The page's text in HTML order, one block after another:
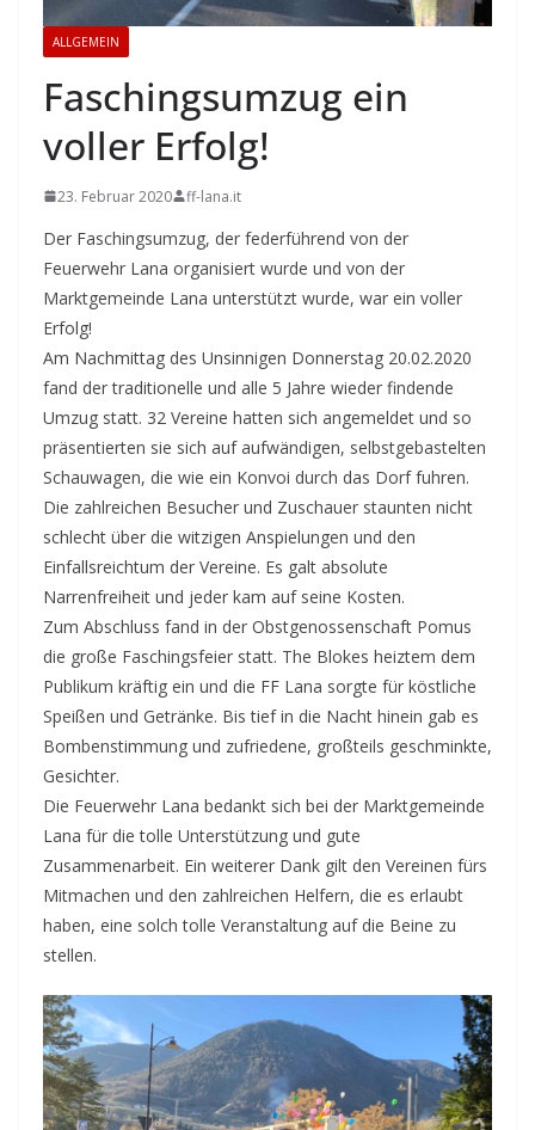
ALLGEMEIN
Faschingsumzug ein
voller Erfolg!
23. Februar 2020 ff-lana.it
Der Faschingsumzug, der federführend von der
Feuerwehr Lana organisiert wurde und von der
Marktgemeinde Lana unterstützt wurde, war ein voller
Erfolg!
Am Nachmittag des Unsinnigen Donnerstag 20.02.2020
fand der traditionelle und alle 5 Jahre wieder findende
Umzug statt. 32 Vereine hatten sich angemeldet und so
präsentierten sie sich auf aufwändigen, selbstgebastelten
Schauwagen, die wie ein Konvoi durch das Dorf fuhren.
Die zahlreichen Besucher und Zuschauer staunten nicht
schlecht über die witzigen Anspielungen und den
Einfallsreichtum der Vereine. Es galt absolute
Narrenfreiheit und jeder kam auf seine Kosten.
Zum Abschluss fand in der Obstgenossenschaft Pomus
die große Faschingsfeier statt. The Blokes heiztem dem
Publikum kräftig ein und die FF Lana sorgte für köstliche
Speißen und Getränke. Bis tief in die Nacht hinein gab es
Bombenstimmung und zufriedene, großteils geschminkte,
Gesichter.
Die Feuerwehr Lana bedankt sich bei der Marktgemeinde
Lana für die tolle Unterstützung und gute
Zusammenarbeit. Ein weiterer Dank gilt den Vereinen fürs
Mitmachen und den zahlreichen Helfern, die es erlaubt
haben, eine solch tolle Veranstaltung auf die Beine zu
stellen.